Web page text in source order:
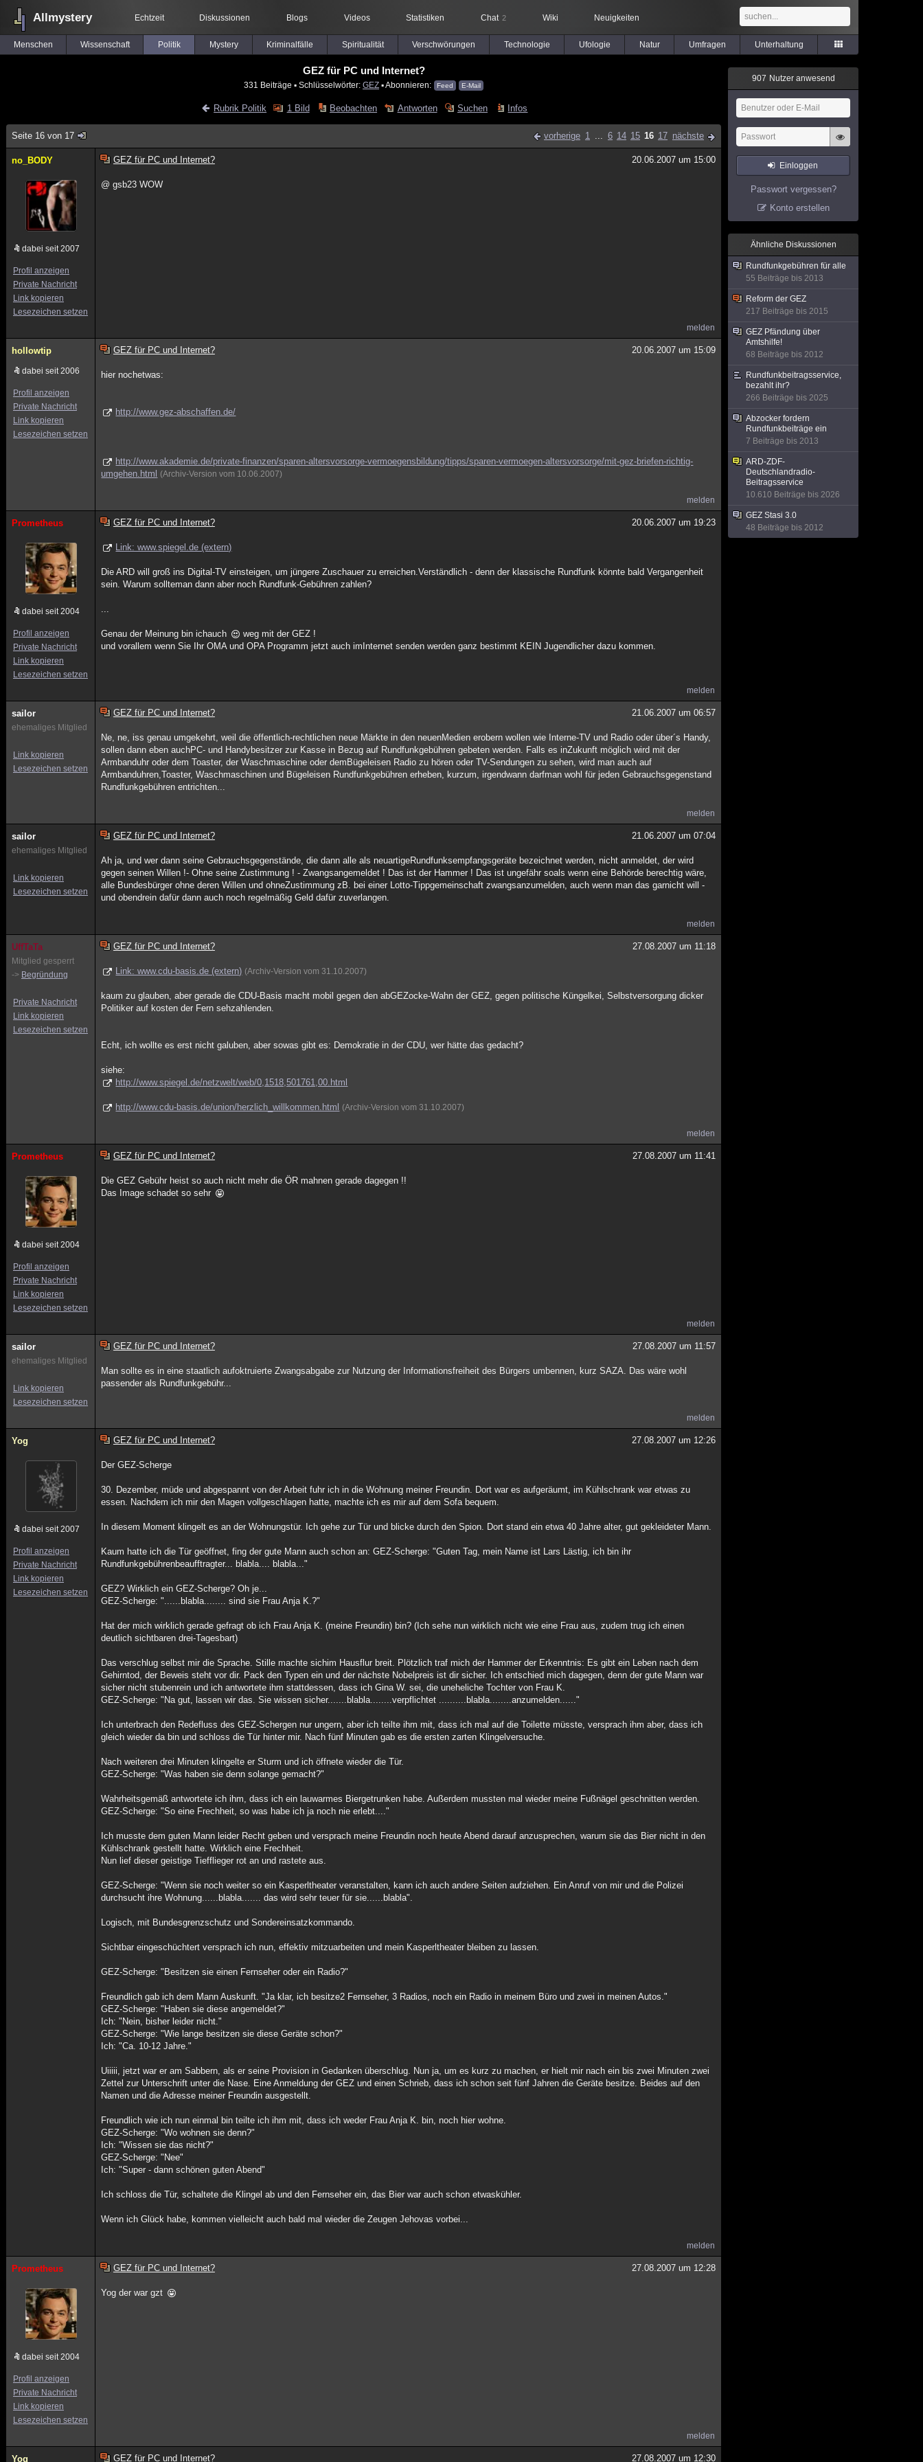
Allmystery Echtzeit Diskussionen Blogs Videos Statistiken Chat 2 Wiki Neuigkeiten
Menschen Wissenschaft Politik Mystery Kriminalfälle Spiritualität Verschwörungen Technologie Ufologie Natur Umfragen Unterhaltung
GEZ für PC und Internet?
331 Beiträge ▪ Schlüsselwörter: GEZ ▪ Abonnieren: Feed E-Mail
Rubrik Politik 1 Bild Beobachten Antworten Suchen Infos
Seite 16 von 17 vorherige 1 ... 6 14 15 16 17 nächste
no_BODY
dabei seit 2007
Profil anzeigen
Private Nachricht
Link kopieren
Lesezeichen setzen
GEZ für PC und Internet? 20.06.2007 um 15:00
@ gsb23 WOW
melden
hollowtip
dabei seit 2006
Profil anzeigen
Private Nachricht
Link kopieren
Lesezeichen setzen
GEZ für PC und Internet? 20.06.2007 um 15:09
hier nochetwas:
http://www.gez-abschaffen.de/
http://www.akademie.de/private-finanzen/sparen-altersvorsorge-vermoegensbildung/tipps/sparen-vermoegen-altersvorsorge/mit-gez-briefen-richtig-
umgehen.html
(Archiv-Version vom 10.06.2007)
melden
Prometheus
dabei seit 2004
Profil anzeigen
Private Nachricht
Link kopieren
Lesezeichen setzen
GEZ für PC und Internet? 20.06.2007 um 19:23
Link: www.spiegel.de (extern)
Die ARD will groß ins Digital-TV einsteigen, um jüngere Zuschauer zu erreichen.Verständlich - denn der klassische Rundfunk könnte bald Vergangenheit
sein. Warum sollteman dann aber noch Rundfunk-Gebühren zahlen?
...
Genau der Meinung bin ichauch
weg mit der GEZ !
und vorallem wenn Sie Ihr OMA und OPA Programm jetzt auch imInternet senden werden ganz bestimmt KEIN Jugendlicher dazu kommen.
melden
sailor
ehemaliges Mitglied
Link kopieren
Lesezeichen setzen
GEZ für PC und Internet? 21.06.2007 um 06:57
Ne, ne, iss genau umgekehrt, weil die öffentlich-rechtlichen neue Märkte in den neuenMedien erobern wollen wie Interne-TV und Radio oder über´s Handy,
sollen dann eben auchPC- und Handybesitzer zur Kasse in Bezug auf Rundfunkgebühren gebeten werden. Falls es inZukunft möglich wird mit der
Armbanduhr oder dem Toaster, der Waschmaschine oder demBügeleisen Radio zu hören oder TV-Sendungen zu sehen, wird man auch auf
Armbanduhren,Toaster, Waschmaschinen und Bügeleisen Rundfunkgebühren erheben, kurzum, irgendwann darfman wohl für jeden Gebrauchsgegenstand
Rundfunkgebühren entrichten...
melden
sailor
ehemaliges Mitglied
Link kopieren
Lesezeichen setzen
GEZ für PC und Internet? 21.06.2007 um 07:04
Ah ja, und wer dann seine Gebrauchsgegenstände, die dann alle als neuartigeRundfunksempfangsgeräte bezeichnet werden, nicht anmeldet, der wird
gegen seinen Willen !- Ohne seine Zustimmung ! - Zwangsangemeldet ! Das ist der Hammer ! Das ist ungefähr soals wenn eine Behörde berechtig wäre,
alle Bundesbürger ohne deren Willen und ohneZustimmung zB. bei einer Lotto-Tippgemeinschaft zwangsanzumelden, auch wenn man das garnicht will -
und obendrein dafür dann auch noch regelmäßig Geld dafür zuverlangen.
melden
UffTaTa
Mitglied gesperrt
-> Begründung
Private Nachricht
Link kopieren
Lesezeichen setzen
GEZ für PC und Internet? 27.08.2007 um 11:18
Link: www.cdu-basis.de (extern) (Archiv-Version vom 31.10.2007)
kaum zu glauben, aber gerade die CDU-Basis macht mobil gegen den abGEZocke-Wahn der GEZ, gegen politische Küngelkei, Selbstversorgung dicker
Politiker auf kosten der Fern sehzahlenden.
Echt, ich wollte es erst nicht galuben, aber sowas gibt es: Demokratie in der CDU, wer hätte das gedacht?
siehe:
http://www.spiegel.de/netzwelt/web/0,1518,501761,00.html
http://www.cdu-basis.de/union/herzlich_willkommen.html (Archiv-Version vom 31.10.2007)
melden
Prometheus
dabei seit 2004
Profil anzeigen
Private Nachricht
Link kopieren
Lesezeichen setzen
GEZ für PC und Internet? 27.08.2007 um 11:41
Die GEZ Gebühr heist so auch nicht mehr die ÖR mahnen gerade dagegen !!
Das Image schadet so sehr
melden
sailor
ehemaliges Mitglied
Link kopieren
Lesezeichen setzen
GEZ für PC und Internet? 27.08.2007 um 11:57
Man sollte es in eine staatlich aufoktruierte Zwangsabgabe zur Nutzung der Informationsfreiheit des Bürgers umbennen, kurz SAZA. Das wäre wohl
passender als Rundfunkgebühr...
melden
Yog
dabei seit 2007
Profil anzeigen
Private Nachricht
Link kopieren
Lesezeichen setzen
GEZ für PC und Internet? 27.08.2007 um 12:26
Der GEZ-Scherge
30. Dezember, müde und abgespannt von der Arbeit fuhr ich in die Wohnung meiner Freundin. Dort war es aufgeräumt, im Kühlschrank war etwas zu
essen. Nachdem ich mir den Magen vollgeschlagen hatte, machte ich es mir auf dem Sofa bequem.
In diesem Moment klingelt es an der Wohnungstür. Ich gehe zur Tür und blicke durch den Spion. Dort stand ein etwa 40 Jahre alter, gut gekleideter Mann.
Kaum hatte ich die Tür geöffnet, fing der gute Mann auch schon an: GEZ-Scherge: "Guten Tag, mein Name ist Lars Lästig, ich bin ihr
Rundfunkgebührenbeaufftragter... blabla.... blabla..."
GEZ? Wirklich ein GEZ-Scherge? Oh je...
GEZ-Scherge: "......blabla........ sind sie Frau Anja K.?"
Hat der mich wirklich gerade gefragt ob ich Frau Anja K. (meine Freundin) bin? (Ich sehe nun wirklich nicht wie eine Frau aus, zudem trug ich einen
deutlich sichtbaren drei-Tagesbart)
Das verschlug selbst mir die Sprache. Stille machte sichim Hausflur breit. Plötzlich traf mich der Hammer der Erkenntnis: Es gibt ein Leben nach dem
Gehirntod, der Beweis steht vor dir. Pack den Typen ein und der nächste Nobelpreis ist dir sicher. Ich entschied mich dagegen, denn der gute Mann war
sicher nicht stubenrein und ich antwortete ihm stattdessen, dass ich Gina W. sei, die uneheliche Tochter von Frau K.
GEZ-Scherge: "Na gut, lassen wir das. Sie wissen sicher.......blabla........verpflichtet ..........blabla........anzumelden......"
Ich unterbrach den Redefluss des GEZ-Schergen nur ungern, aber ich teilte ihm mit, dass ich mal auf die Toilette müsste, versprach ihm aber, dass ich
gleich wieder da bin und schloss die Tür hinter mir. Nach fünf Minuten gab es die ersten zarten Klingelversuche.
Nach weiteren drei Minuten klingelte er Sturm und ich öffnete wieder die Tür.
GEZ-Scherge: "Was haben sie denn solange gemacht?"
Wahrheitsgemäß antwortete ich ihm, dass ich ein lauwarmes Biergetrunken habe. Außerdem mussten mal wieder meine Fußnägel geschnitten werden.
GEZ-Scherge: "So eine Frechheit, so was habe ich ja noch nie erlebt...."
Ich musste dem guten Mann leider Recht geben und versprach meine Freundin noch heute Abend darauf anzusprechen, warum sie das Bier nicht in den
Kühlschrank gestellt hatte. Wirklich eine Frechheit.
Nun lief dieser geistige Tiefflieger rot an und rastete aus.
GEZ-Scherge: "Wenn sie noch weiter so ein Kasperltheater veranstalten, kann ich auch andere Seiten aufziehen. Ein Anruf von mir und die Polizei
durchsucht ihre Wohnung......blabla....... das wird sehr teuer für sie......blabla".
Logisch, mit Bundesgrenzschutz und Sondereinsatzkommando.
Sichtbar eingeschüchtert versprach ich nun, effektiv mitzuarbeiten und mein Kasperltheater bleiben zu lassen.
GEZ-Scherge: "Besitzen sie einen Fernseher oder ein Radio?"
Freundlich gab ich dem Mann Auskunft. "Ja klar, ich besitze2 Fernseher, 3 Radios, noch ein Radio in meinem Büro und zwei in meinen Autos."
GEZ-Scherge: "Haben sie diese angemeldet?"
Ich: "Nein, bisher leider nicht."
GEZ-Scherge: "Wie lange besitzen sie diese Geräte schon?"
Ich: "Ca. 10-12 Jahre."
Uiiiii, jetzt war er am Sabbern, als er seine Provision in Gedanken überschlug. Nun ja, um es kurz zu machen, er hielt mir nach ein bis zwei Minuten zwei
Zettel zur Unterschrift unter die Nase. Eine Anmeldung der GEZ und einen Schrieb, dass ich schon seit fünf Jahren die Geräte besitze. Beides auf den
Namen und die Adresse meiner Freundin ausgestellt.
Freundlich wie ich nun einmal bin teilte ich ihm mit, dass ich weder Frau Anja K. bin, noch hier wohne.
GEZ-Scherge: "Wo wohnen sie denn?"
Ich: "Wissen sie das nicht?"
GEZ-Scherge: "Nee"
Ich: "Super - dann schönen guten Abend"
Ich schloss die Tür, schaltete die Klingel ab und den Fernseher ein, das Bier war auch schon etwaskühler.
Wenn ich Glück habe, kommen vielleicht auch bald mal wieder die Zeugen Jehovas vorbei...
melden
Prometheus
dabei seit 2004
Profil anzeigen
Private Nachricht
Link kopieren
Lesezeichen setzen
GEZ für PC und Internet? 27.08.2007 um 12:28
Yog der war gzt
melden
Yog GEZ für PC und Internet? 27.08.2007 um 12:30
907 Nutzer anwesend
Einloggen
Passwort vergessen?
Konto erstellen
Ähnliche Diskussionen
Rundfunkgebühren für alle
55 Beiträge bis 2013
Reform der GEZ
217 Beiträge bis 2015
GEZ Pfändung über
Amtshilfe!
68 Beiträge bis 2012
Rundfunkbeitragsservice,
bezahlt ihr?
266 Beiträge bis 2025
Abzocker fordern
Rundfunkbeiträge ein
7 Beiträge bis 2013
ARD-ZDF-
Deutschlandradio-
Beitragsservice
10.610 Beiträge bis 2026
GEZ Stasi 3.0
48 Beiträge bis 2012